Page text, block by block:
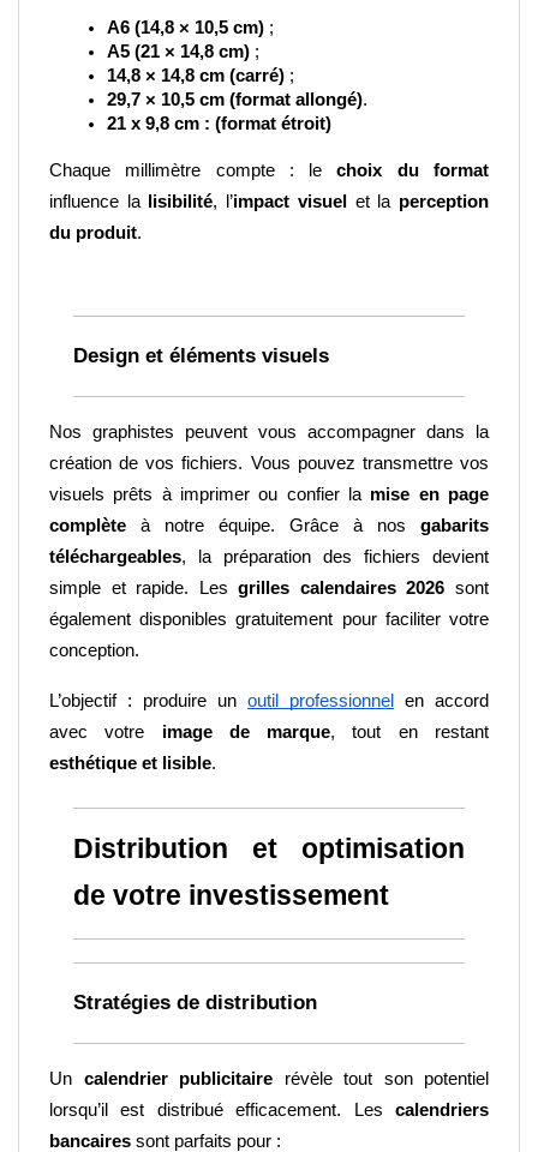
A6 (14,8 × 10,5 cm) ;
A5 (21 × 14,8 cm) ;
14,8 × 14,8 cm (carré) ;
29,7 × 10,5 cm (format allongé).
21 x 9,8 cm : (format étroit)
Chaque millimètre compte : le choix du format
influence la
lisibilité, l’impact visuel et la perception
du produit.
Design et éléments visuels
Nos graphistes peuvent vous accompagner dans la
création de vos fichiers. Vous pouvez transmettre vos
visuels prêts à imprimer ou confier la mise en page
complète à notre équipe. Grâce à nos gabarits
téléchargeables, la préparation des fichiers devient
simple et rapide. Les grilles calendaires 2026 sont
également disponibles gratuitement pour faciliter votre
conception.
L’objectif : produire un outil professionnel
en accord
avec votre image de marque
esthétique et lisible.
Distribution et optimisation
de votre investissement
Stratégies de distribution
Un calendrier publicitaire révèle tout son potentiel
lorsqu’il est distribué efficacement. Les calendriers
bancaires sont parfaits pour :